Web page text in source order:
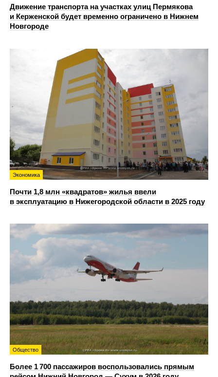
Движение транспорта на участках улиц Пермякова
и Керженской будет временно ограничено в Нижнем
Новгороде
Экономика
Почти 1,8 млн «квадратов» жилья ввели
в эксплуатацию в Нижегородской области в 2025 году
Общество
Более 1 700 пассажиров воспользовались прямым